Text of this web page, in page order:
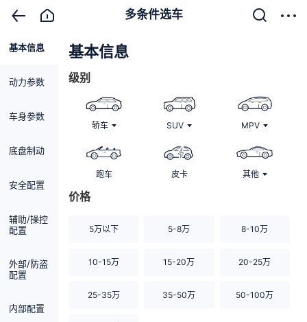
多条件选车
基本信息
动力参数
车身参数
底盘制动
安全配置
辅助/操控
配置
外部/防盗
配置
内部配置
基本信息
级别
轿车 SUV MPV
跑车 皮卡 其他
价格
5万以下 5-8万 8-10万
10-15万 15-20万 20-25万
25-35万 35-50万 50-100万